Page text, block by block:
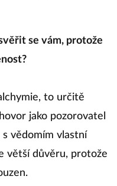
se vám, protože
to určitě
jako pozorovatel
s vědomím vlastní
větší důvěru, protože